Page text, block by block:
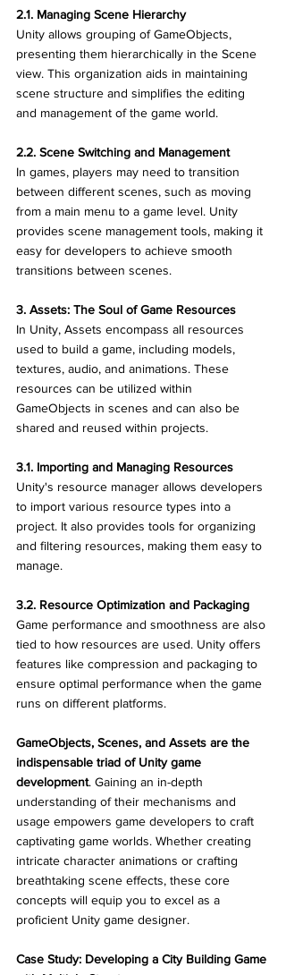
2.1. Managing Scene Hierarchy
Unity allows grouping of GameObjects,
presenting them hierarchically in the Scene
view. This organization aids in maintaining
scene structure and simplifies the editing
and management of the game world.
2.2. Scene Switching and Management
In games, players may need to transition
between different scenes, such as moving
from a main menu to a game level. Unity
provides scene management tools, making it
easy for developers to achieve smooth
transitions between scenes.
3. Assets: The Soul of Game Resources
In Unity, Assets encompass all resources
used to build a game, including models,
textures, audio, and animations. These
resources can be utilized within
GameObjects in scenes and can also be
shared and reused within projects.
3.1. Importing and Managing Resources
Unity's resource manager allows developers
to import various resource types into a
project. It also provides tools for organizing
and filtering resources, making them easy to
manage.
3.2. Resource Optimization and Packaging
Game performance and smoothness are also
tied to how resources are used. Unity offers
features like compression and packaging to
ensure optimal performance when the game
runs on different platforms.
GameObjects, Scenes, and Assets are the
indispensable triad of Unity game
development. Gaining an in-depth
understanding of their mechanisms and
usage empowers game developers to craft
captivating game worlds. Whether creating
intricate character animations or crafting
breathtaking scene effects, these core
concepts will equip you to excel as a
proficient Unity game designer.
Case Study: Developing a City Building Game